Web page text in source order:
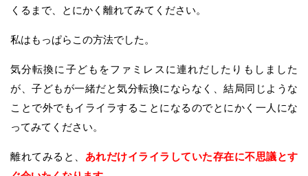
くるまで、とにかく離れてみてください。
私はもっぱらこの方法でした。
気分転換に子どもをファミレスに連れだしたりもしました
が、子どもが一緒だと気分転換にならなく、結局同じような
ことで外でもイライラすることになるのでとにかく一人にな
ってみてください。
離れてみると、 あれだけイライラしていた存在に不思議とす